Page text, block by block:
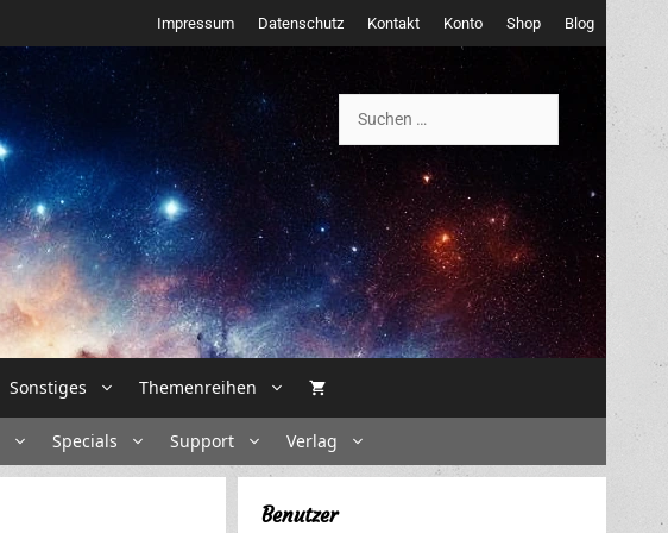
Impressum Datenschutz Kontakt Konto Shop Blog
nach:
Sonstiges Themenreihen
Specials Support Verlag
Benutzer